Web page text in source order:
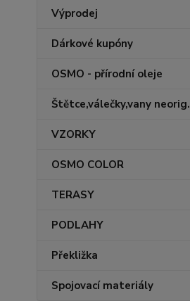
Výprodej
Dárkové kupóny
OSMO - přírodní oleje
Štětce,válečky,vany neorig.
VZORKY
OSMO COLOR
TERASY
PODLAHY
Překližka
Spojovací materiály